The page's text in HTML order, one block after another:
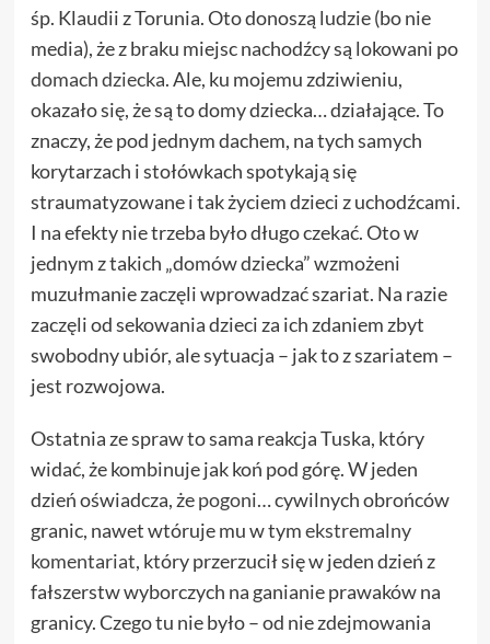
śp. Klaudii z Torunia. Oto donoszą ludzie (bo nie
media), że z braku miejsc nachodźcy są lokowani po
domach dziecka. Ale, ku mojemu zdziwieniu,
okazało się, że są to domy dziecka… działające. To
znaczy, że pod jednym dachem, na tych samych
korytarzach i stołówkach spotykają się
straumatyzowane i tak życiem dzieci z uchodźcami.
I na efekty nie trzeba było długo czekać. Oto w
jednym z takich „domów dziecka” wzmożeni
muzułmanie zaczęli wprowadzać szariat. Na razie
zaczęli od sekowania dzieci za ich zdaniem zbyt
swobodny ubiór, ale sytuacja – jak to z szariatem –
jest rozwojowa.
Ostatnia ze spraw to sama reakcja Tuska, który
widać, że kombinuje jak koń pod górę. W jeden
dzień oświadcza, żepogoni… cywilnych obrońców
granic, nawet wtóruje mu w tymekstremalny
komentariat, który przerzucił się w jeden dzień z
fałszerstw wyborczych na ganianie prawaków na
granicy. Czego tu nie było – od nie zdejmowania